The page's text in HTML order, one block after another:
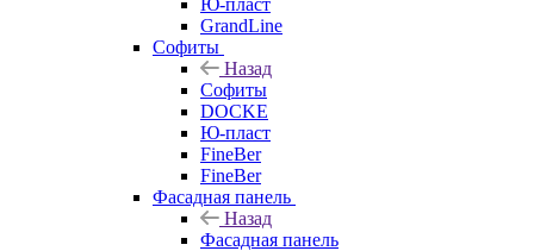
Ю-пласт
GrandLine
Софиты
Назад
Софиты
DOCKE
Ю-пласт
FineBer
FineBer
Фасадная панель
Назад
Фасадная панель